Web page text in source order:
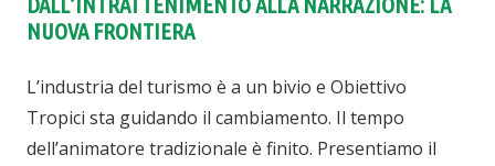
DALL’INTRATTENIMENTO ALLA NARRAZIONE: LA
NUOVA FRONTIERA
L’industria del turismo è a un bivio e Obiettivo
Tropici sta guidando il cambiamento. Il tempo
dell’animatore tradizionale è finito. Presentiamo il